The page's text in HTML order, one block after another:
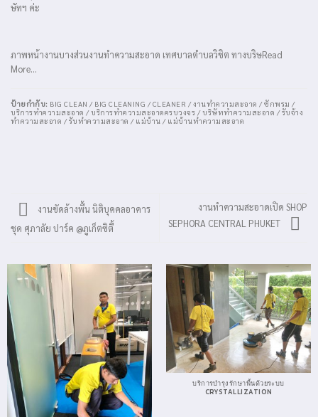
ษัทฯ ค่ะ
ภาพหน้างานบางส่วนงานทำความสะอาด เทศบาลตำบลวิชิต ทางบริษRead
More…
ป้ายกำกับ: BIG CLEAN / BIG CLEANING / CLEANER / งานทำความสะอาด / ซักพรม /
บริการทำความสะอาด / บริการทำความสะอาดครบวงจร / บริษัททำความสะอาด / รับจ้าง
ทำความสะอาด / รับทำความสะอาด / แม่บ้าน / แม่บ้านทำความสะอาด
งานขัดล้างพื้น นิติบุคคลอาคาร
ชุด ศุภาลัย ปาร์ค @ภูเก็ตซิตี้
งานทำความสะอาดเปิด SHOP
SEPHORA CENTRAL PHUKET
บริการบำรุงรักษาพื้นด้วยระบบ
CRYSTALLIZATION